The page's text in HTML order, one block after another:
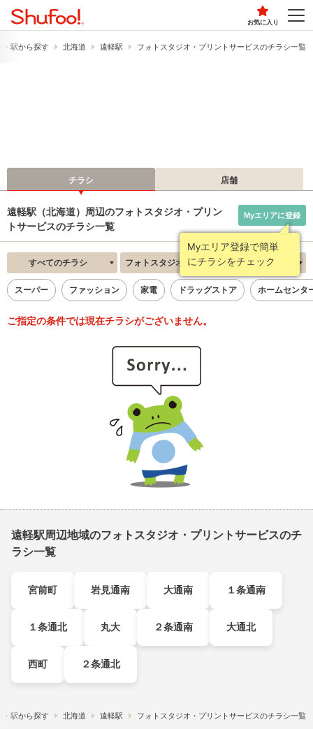
お気に入り
・駅から探す 北海道 遠軽駅 フォトスタジオ・プリントサービスのチラシ一覧
チラシ 店舗
遠軽駅（北海道）周辺のフォトスタジオ・プリン
トサービスのチラシ一覧
Myエリア登録で簡単
にチラシをチェック
Myエリアに登録
すべてのチラシ フォトスタジオ・プリントサービス 新着順
スーパー ファッション 家電 ドラッグストア ホームセンタ
ご指定の条件では現在チラシがございません。
遠軽駅周辺地域のフォトスタジオ・プリントサービスのチ
ラシ一覧
宮前町 岩見通南 大通南 １条通南
１条通北 丸大 ２条通南 大通北
西町 ２条通北
・駅から探す 北海道 遠軽駅 フォトスタジオ・プリントサービスのチラシ一覧